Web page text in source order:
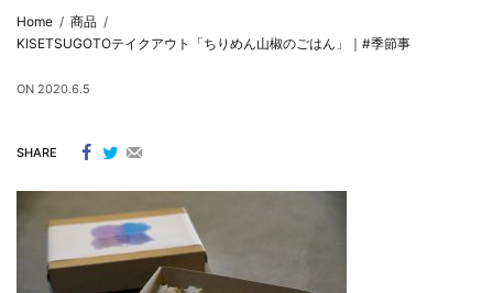
Home
商品
KISETSUGOTOテイクアウト「ちりめん山椒のごはん」｜#季節事
ON 2020.6.5
SHARE